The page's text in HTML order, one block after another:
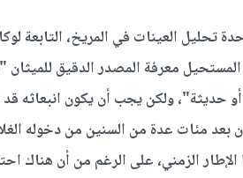
تحليل العينات في المريخ، التابعة
معرفة المصدر الدقيق للميثان
أو حديثة"، ولكن يجب أن يكون
بعد مئات عدة من السنين من دخوله
الزمني، على الرغم من أن هناك